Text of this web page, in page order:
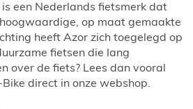
een Nederlands fietsmerk dat
op maat gemaakte
heeft Azor zich toegelegd op
fietsen die lang
over de fiets? Lees dan vooral
direct in onze webshop.